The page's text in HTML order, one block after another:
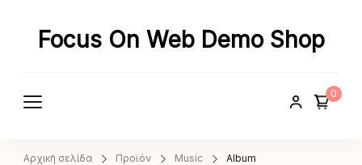
Focus On Web Demo Shop
0
Αρχική σελίδα Προϊόν Music Album